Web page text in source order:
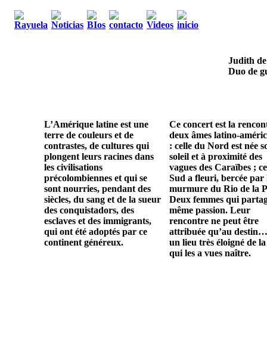
Judith
Duo de
L’Amérique latine est une
terre de couleurs et de
contrastes, de cultures qui
plongent leurs racines dans
les civilisations
précolombiennes et qui se
sont nourries, pendant des
siècles, du sang et de la sueur
des conquistadors, des
esclaves et des immigrants,
qui ont été adoptés par ce
continent généreux.
Ce concert est la
deux âmes latino-
: celle du Nord est née
soleil et à proximité des
vagues des Caraïbes ;
Sud a fleuri, bercée par
murmure du Rio de la
Deux femmes qui
même passion. Leur
rencontre ne peut être
attribuée qu’au
un lieu très éloigné de
qui les a vues naître.